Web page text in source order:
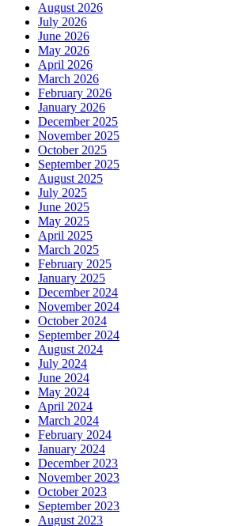
August 2026
July 2026
June 2026
May 2026
April 2026
March 2026
February 2026
January 2026
December 2025
November 2025
October 2025
September 2025
August 2025
July 2025
June 2025
May 2025
April 2025
March 2025
February 2025
January 2025
December 2024
November 2024
October 2024
September 2024
August 2024
July 2024
June 2024
May 2024
April 2024
March 2024
February 2024
January 2024
December 2023
November 2023
October 2023
September 2023
August 2023